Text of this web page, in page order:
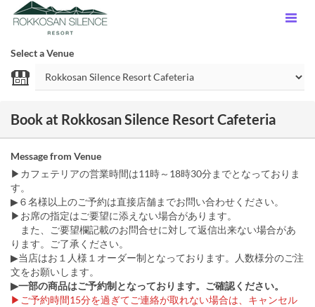
Select a Venue
Book at Rokkosan Silence Resort Cafeteria
Message from Venue
▶カフェテリアの営業時間は11時～18時30分までとなっておりま
す。
▶６名様以上のご予約は直接店舗までお問い合わせください。
▶お席の指定はご要望に添えない場合があります。
また、ご要望欄記載のお問合せに対して返信出来ない場合があ
ります。ご了承ください。
▶当店はお１人様１オーダー制となっております。人数様分のご注
文をお願いします。
▶一部の商品はご予約制となっております。ご確認ください。
▶︎ご予約時間15分を過ぎてご連絡が取れない場合は、キャンセル